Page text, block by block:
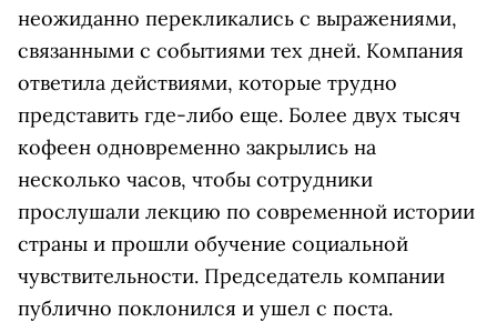
неожиданно перекликались с выражениями,
связанными с событиями тех дней. Компания
ответила действиями, которые трудно
представить где-либо еще. Более двух тысяч
кофеен одновременно закрылись на
несколько часов, чтобы сотрудники
прослушали лекцию по современной истории
страны и прошли обучение социальной
чувствительности. Председатель компании
публично поклонился и ушел с поста.